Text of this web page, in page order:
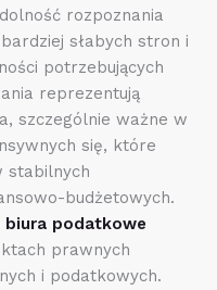
rozpoznania
słabych stron i
potrzebujących
reprezentują
szczególnie ważne w
się, które
stabilnych
budżetowych.
biura podatkowe
prawnych
i podatkowych.